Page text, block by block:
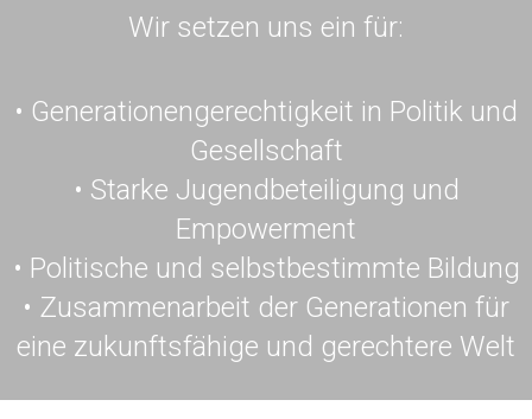
Wir setzen uns ein für:
• Generationengerechtigkeit in Politik und
Gesellschaft
• Starke Jugendbeteiligung und
Empowerment
• Politische und selbstbestimmte Bildung
• Zusammenarbeit der Generationen für
eine zukunftsfähige und gerechtere Welt